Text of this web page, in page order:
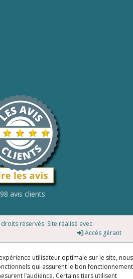
avis clients
réservés. Site réalisé avec
Accès gérant
utilisateur optimale sur le site, nous
qui assurent le bon fonctionnement
l’audience. Certains tiers utilisent